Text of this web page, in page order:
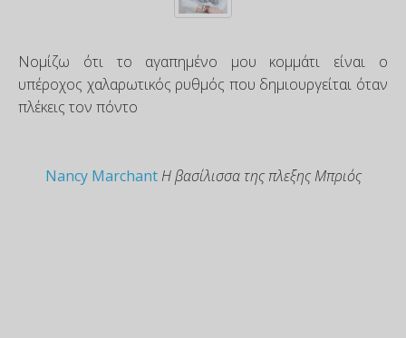
Νομίζω ότι το αγαπημένο μου κομμάτι είναι ο
υπέροχος χαλαρωτικός ρυθμός που δημιουργείται όταν
πλέκεις τον πόντο
Nancy Marchant Η βασίλισσα της πλεξης Μπριός